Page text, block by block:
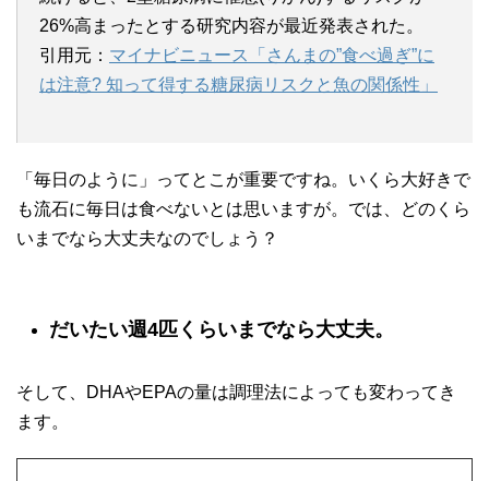
26%高まったとする研究内容が最近発表された。
引用元： マイナビニュース「さんまの”食べ過ぎ”に
は注意? 知って得する糖尿病リスクと魚の関係性」
「毎日のように」ってとこが重要ですね。いくら大好きで
も流石に毎日は食べないとは思いますが。では、どのくら
いまでなら大丈夫なのでしょう？
だいたい週4匹くらいまでなら大丈夫。
そして、DHAやEPAの量は調理法によっても変わってき
ます。